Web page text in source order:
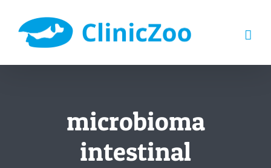
content
microbioma
intestinal